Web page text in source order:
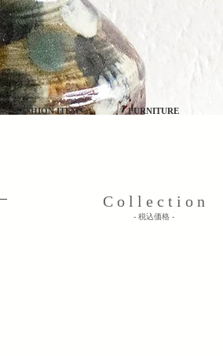
FASHION ITEMS FURNITURE
C o l l e c t i o n
​- 税込価格 -